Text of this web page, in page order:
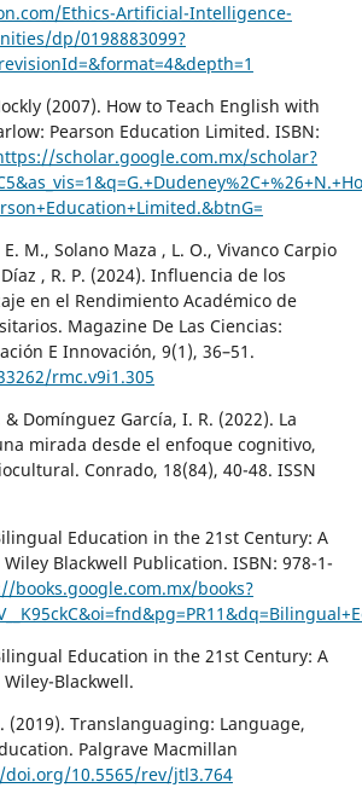
Ethics-Artificial-Intelligence-
dp/0198883099?
(2007). How to Teach English with
Pearson Education Limited. ISBN:
scholar.google.com.mx/scholar?
M., Solano Maza , L. O., Vivanco Carpio
, R. P. (2024). Influencia de los
en el Rendimiento Académico de
Magazine De Las Ciencias:
E Innovación, 9(1), 36–51.
rmc.v9i1.305
Domínguez García, I. R. (2022). La
mirada desde el enfoque cognitivo,
Conrado, 18(84), 40-48. ISSN
Education in the 21st Century: A
Blackwell Publication. ISBN: 978-1-
books.google.com.mx/books?
Education in the 21st Century: A
Blackwell.
(2019). Translanguaging: Language,
Palgrave Macmillan
10.5565/rev/jtl3.764